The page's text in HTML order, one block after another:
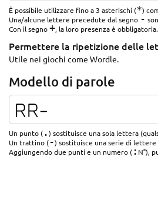
È possibile utilizzare fino a 3 asterischi (*)
Una/alcune lettere precedute dal segno -
Con il segno+, la loro presenza è obbligatoria.
Permettere la ripetizione delle
Utile nei giochi come Wordle.
Modello di parole
Un punto (.) sostituisce una sola lettera
Un trattino (-) sostituisce una serie di
Aggiungendo due punti e un numero (: N°),